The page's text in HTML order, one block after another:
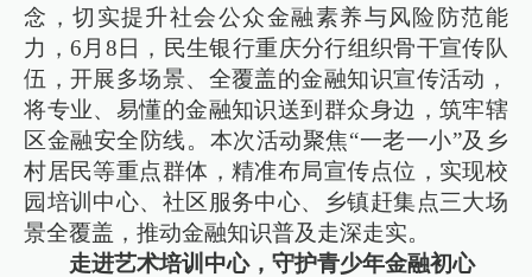
念，切实提升社会公众金融素养与风险防范能
力，6月8日，民生银行重庆分行组织骨干宣传队
伍，开展多场景、全覆盖的金融知识宣传活动，
将专业、易懂的金融知识送到群众身边，筑牢辖
区金融安全防线。本次活动聚焦“一老一小”及乡
村居民等重点群体，精准布局宣传点位，实现校
园培训中心、社区服务中心、乡镇赶集点三大场
景全覆盖，推动金融知识普及走深走实。
走进艺术培训中心，守护青少年金融初心